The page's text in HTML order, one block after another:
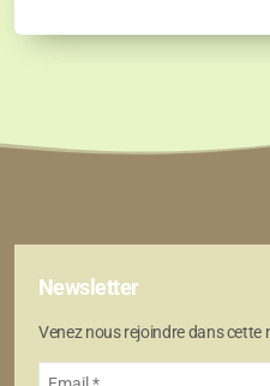
Newsletter
Venez nous rejoindre dans cette